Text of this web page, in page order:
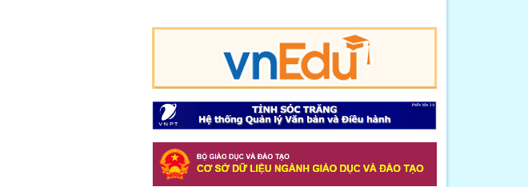
9. MỘT SỐ BIỆN PHÁP GIÚP HỌC
SINH LỚP 12 NÂ...
10. THÔNG BÁO LỊCH TIẾP DÂN
THÁNG 4 NĂM 2026
1. THÔNG BÁO về việc tổ chức tiếp
công dân,...